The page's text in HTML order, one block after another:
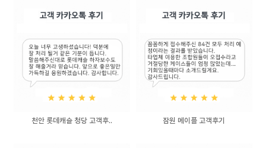
천안 롯데캐슬 청당 고객후.. 잠원 메이플 고객후기